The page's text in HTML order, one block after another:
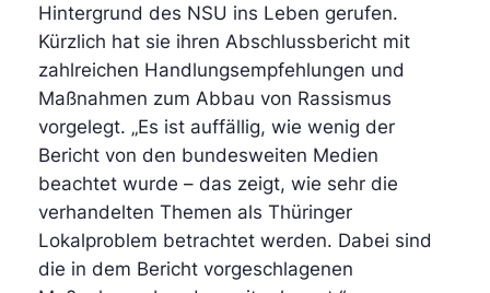
Hintergrund des NSU ins Leben gerufen.
Kürzlich hat sie ihren Abschlussbericht mit
zahlreichen Handlungsempfehlungen und
Maßnahmen zum Abbau von Rassismus
vorgelegt. „Es ist auffällig, wie wenig der
Bericht von den bundesweiten Medien
beachtet wurde – das zeigt, wie sehr die
verhandelten Themen als Thüringer
Lokalproblem betrachtet werden. Dabei sind
die in dem Bericht vorgeschlagenen